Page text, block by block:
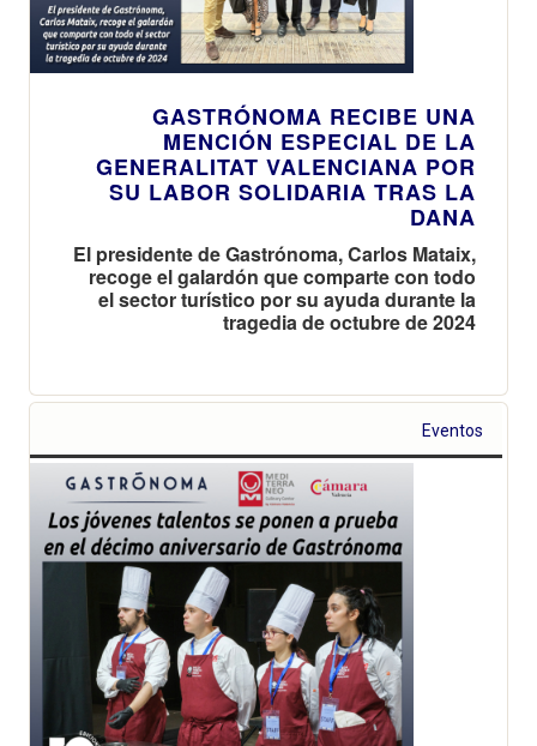
GASTRÓNOMA RECIBE UNA
MENCIÓN ESPECIAL DE LA
GENERALITAT VALENCIANA POR
SU LABOR SOLIDARIA TRAS LA
DANA
El presidente de Gastrónoma, Carlos Mataix,
recoge el galardón que comparte con todo
el sector turístico por su ayuda durante la
tragedia de octubre de 2024
Eventos